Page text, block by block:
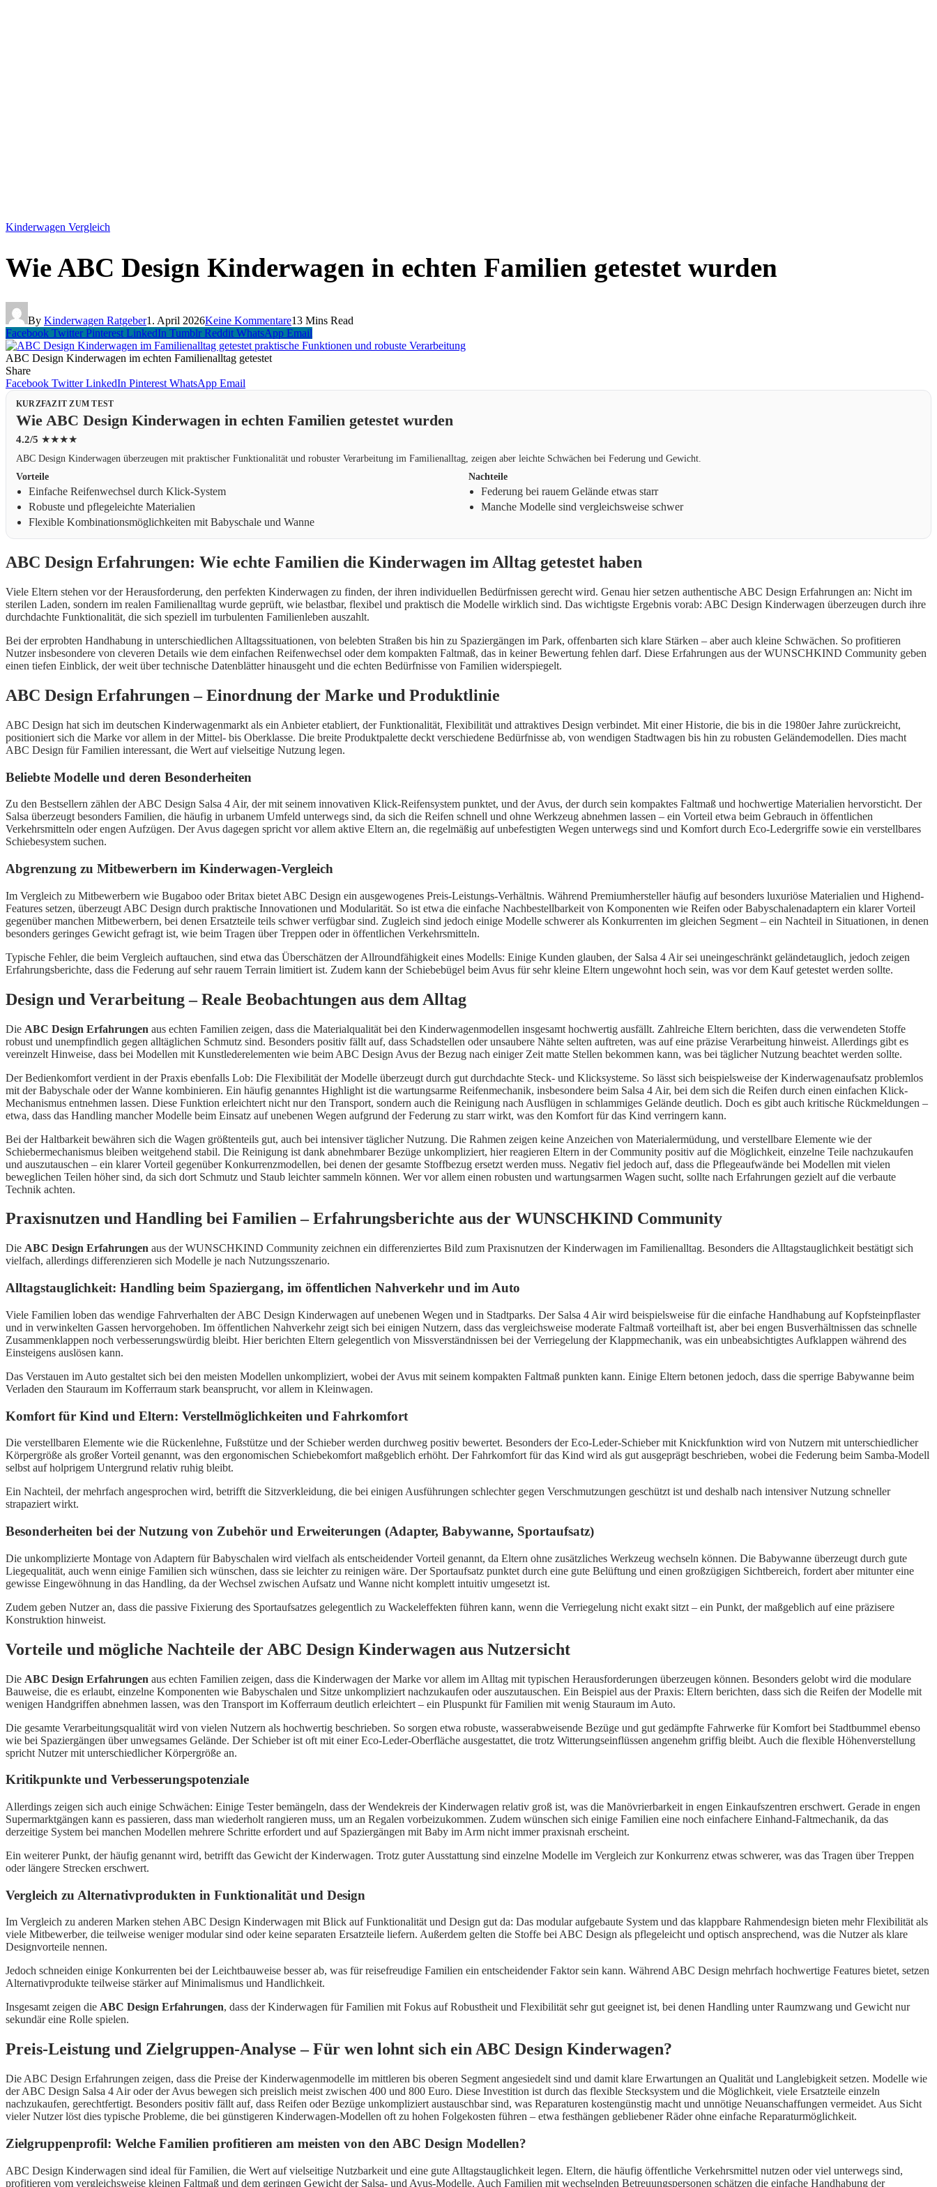
Kinderwagen Vergleich
Wie ABC Design Kinderwagen in echten Familien getestet wurden
By Kinderwagen Ratgeber1. April 2026Keine Kommentare13 Mins Read
Facebook Twitter Pinterest LinkedIn Tumblr Reddit WhatsApp Email
ABC Design Kinderwagen im echten Familienalltag getestet
Share
Facebook Twitter LinkedIn Pinterest WhatsApp Email
KURZFAZIT ZUM TEST
Wie ABC Design Kinderwagen in echten Familien getestet wurden
4.2/5 ★★★★
ABC Design Kinderwagen überzeugen mit praktischer Funktionalität und robuster Verarbeitung im Familienalltag, zeigen aber leichte Schwächen bei Federung und Gewicht.
Vorteile
Einfache Reifenwechsel durch Klick-System
Robuste und pflegeleichte Materialien
Flexible Kombinationsmöglichkeiten mit Babyschale und Wanne
Nachteile
Federung bei rauem Gelände etwas starr
Manche Modelle sind vergleichsweise schwer
ABC Design Erfahrungen: Wie echte Familien die Kinderwagen im Alltag getestet haben
Viele Eltern stehen vor der Herausforderung, den perfekten Kinderwagen zu finden, der ihren individuellen Bedürfnissen gerecht wird. Genau hier setzen authentische ABC Design Erfahrungen an: Nicht im
sterilen Laden, sondern im realen Familienalltag wurde geprüft, wie belastbar, flexibel und praktisch die Modelle wirklich sind. Das wichtigste Ergebnis vorab: ABC Design Kinderwagen überzeugen durch ihre
durchdachte Funktionalität, die sich speziell im turbulenten Familienleben auszahlt.
Bei der erprobten Handhabung in unterschiedlichen Alltagssituationen, von belebten Straßen bis hin zu Spaziergängen im Park, offenbarten sich klare Stärken – aber auch kleine Schwächen. So profitieren
Nutzer insbesondere von cleveren Details wie dem einfachen Reifenwechsel oder dem kompakten Faltmaß, das in keiner Bewertung fehlen darf. Diese Erfahrungen aus der WUNSCHKIND Community geben
einen tiefen Einblick, der weit über technische Datenblätter hinausgeht und die echten Bedürfnisse von Familien widerspiegelt.
ABC Design Erfahrungen – Einordnung der Marke und Produktlinie
ABC Design hat sich im deutschen Kinderwagenmarkt als ein Anbieter etabliert, der Funktionalität, Flexibilität und attraktives Design verbindet. Mit einer Historie, die bis in die 1980er Jahre zurückreicht,
positioniert sich die Marke vor allem in der Mittel- bis Oberklasse. Die breite Produktpalette deckt verschiedene Bedürfnisse ab, von wendigen Stadtwagen bis hin zu robusten Geländemodellen. Dies macht
ABC Design für Familien interessant, die Wert auf vielseitige Nutzung legen.
Beliebte Modelle und deren Besonderheiten
Zu den Bestsellern zählen der ABC Design Salsa 4 Air, der mit seinem innovativen Klick-Reifensystem punktet, und der Avus, der durch sein kompaktes Faltmaß und hochwertige Materialien hervorsticht. Der
Salsa überzeugt besonders Familien, die häufig in urbanem Umfeld unterwegs sind, da sich die Reifen schnell und ohne Werkzeug abnehmen lassen – ein Vorteil etwa beim Gebrauch in öffentlichen
Verkehrsmitteln oder engen Aufzügen. Der Avus dagegen spricht vor allem aktive Eltern an, die regelmäßig auf unbefestigten Wegen unterwegs sind und Komfort durch Eco-Ledergriffe sowie ein verstellbares
Schiebesystem suchen.
Abgrenzung zu Mitbewerbern im Kinderwagen-Vergleich
Im Vergleich zu Mitbewerbern wie Bugaboo oder Britax bietet ABC Design ein ausgewogenes Preis-Leistungs-Verhältnis. Während Premiumhersteller häufig auf besonders luxuriöse Materialien und Highend-
Features setzen, überzeugt ABC Design durch praktische Innovationen und Modularität. So ist etwa die einfache Nachbestellbarkeit von Komponenten wie Reifen oder Babyschalenadaptern ein klarer Vorteil
gegenüber manchen Mitbewerbern, bei denen Ersatzteile teils schwer verfügbar sind. Zugleich sind jedoch einige Modelle schwerer als Konkurrenten im gleichen Segment – ein Nachteil in Situationen, in denen
besonders geringes Gewicht gefragt ist, wie beim Tragen über Treppen oder in öffentlichen Verkehrsmitteln.
Typische Fehler, die beim Vergleich auftauchen, sind etwa das Überschätzen der Allroundfähigkeit eines Modells: Einige Kunden glauben, der Salsa 4 Air sei uneingeschränkt geländetauglich, jedoch zeigen
Erfahrungsberichte, dass die Federung auf sehr rauem Terrain limitiert ist. Zudem kann der Schiebebügel beim Avus für sehr kleine Eltern ungewohnt hoch sein, was vor dem Kauf getestet werden sollte.
Design und Verarbeitung – Reale Beobachtungen aus dem Alltag
Die ABC Design Erfahrungen aus echten Familien zeigen, dass die Materialqualität bei den Kinderwagenmodellen insgesamt hochwertig ausfällt. Zahlreiche Eltern berichten, dass die verwendeten Stoffe
robust und unempfindlich gegen alltäglichen Schmutz sind. Besonders positiv fällt auf, dass Schadstellen oder unsaubere Nähte selten auftreten, was auf eine präzise Verarbeitung hinweist. Allerdings gibt es
vereinzelt Hinweise, dass bei Modellen mit Kunstlederelementen wie beim ABC Design Avus der Bezug nach einiger Zeit matte Stellen bekommen kann, was bei täglicher Nutzung beachtet werden sollte.
Der Bedienkomfort verdient in der Praxis ebenfalls Lob: Die Flexibilität der Modelle überzeugt durch gut durchdachte Steck- und Klicksysteme. So lässt sich beispielsweise der Kinderwagenaufsatz problemlos
mit der Babyschale oder der Wanne kombinieren. Ein häufig genanntes Highlight ist die wartungsarme Reifenmechanik, insbesondere beim Salsa 4 Air, bei dem sich die Reifen durch einen einfachen Klick-
Mechanismus entnehmen lassen. Diese Funktion erleichtert nicht nur den Transport, sondern auch die Reinigung nach Ausflügen in schlammiges Gelände deutlich. Doch es gibt auch kritische Rückmeldungen –
etwa, dass das Handling mancher Modelle beim Einsatz auf unebenen Wegen aufgrund der Federung zu starr wirkt, was den Komfort für das Kind verringern kann.
Bei der Haltbarkeit bewähren sich die Wagen größtenteils gut, auch bei intensiver täglicher Nutzung. Die Rahmen zeigen keine Anzeichen von Materialermüdung, und verstellbare Elemente wie der
Schiebermechanismus bleiben weitgehend stabil. Die Reinigung ist dank abnehmbarer Bezüge unkompliziert, hier reagieren Eltern in der Community positiv auf die Möglichkeit, einzelne Teile nachzukaufen
und auszutauschen – ein klarer Vorteil gegenüber Konkurrenzmodellen, bei denen der gesamte Stoffbezug ersetzt werden muss. Negativ fiel jedoch auf, dass die Pflegeaufwände bei Modellen mit vielen
beweglichen Teilen höher sind, da sich dort Schmutz und Staub leichter sammeln können. Wer vor allem einen robusten und wartungsarmen Wagen sucht, sollte nach Erfahrungen gezielt auf die verbaute
Technik achten.
Praxisnutzen und Handling bei Familien – Erfahrungsberichte aus der WUNSCHKIND Community
Die ABC Design Erfahrungen aus der WUNSCHKIND Community zeichnen ein differenziertes Bild zum Praxisnutzen der Kinderwagen im Familienalltag. Besonders die Alltagstauglichkeit bestätigt sich
vielfach, allerdings differenzieren sich Modelle je nach Nutzungsszenario.
Alltagstauglichkeit: Handling beim Spaziergang, im öffentlichen Nahverkehr und im Auto
Viele Familien loben das wendige Fahrverhalten der ABC Design Kinderwagen auf unebenen Wegen und in Stadtparks. Der Salsa 4 Air wird beispielsweise für die einfache Handhabung auf Kopfsteinpflaster
und in verwinkelten Gassen hervorgehoben. Im öffentlichen Nahverkehr zeigt sich bei einigen Nutzern, dass das vergleichsweise moderate Faltmaß vorteilhaft ist, aber bei engen Busverhältnissen das schnelle
Zusammenklappen noch verbesserungswürdig bleibt. Hier berichten Eltern gelegentlich von Missverständnissen bei der Verriegelung der Klappmechanik, was ein unbeabsichtigtes Aufklappen während des
Einsteigens auslösen kann.
Das Verstauen im Auto gestaltet sich bei den meisten Modellen unkompliziert, wobei der Avus mit seinem kompakten Faltmaß punkten kann. Einige Eltern betonen jedoch, dass die sperrige Babywanne beim
Verladen den Stauraum im Kofferraum stark beansprucht, vor allem in Kleinwagen.
Komfort für Kind und Eltern: Verstellmöglichkeiten und Fahrkomfort
Die verstellbaren Elemente wie die Rückenlehne, Fußstütze und der Schieber werden durchweg positiv bewertet. Besonders der Eco-Leder-Schieber mit Knickfunktion wird von Nutzern mit unterschiedlicher
Körpergröße als großer Vorteil genannt, was den ergonomischen Schiebekomfort maßgeblich erhöht. Der Fahrkomfort für das Kind wird als gut ausgeprägt beschrieben, wobei die Federung beim Samba-Modell
selbst auf holprigem Untergrund relativ ruhig bleibt.
Ein Nachteil, der mehrfach angesprochen wird, betrifft die Sitzverkleidung, die bei einigen Ausführungen schlechter gegen Verschmutzungen geschützt ist und deshalb nach intensiver Nutzung schneller
strapaziert wirkt.
Besonderheiten bei der Nutzung von Zubehör und Erweiterungen (Adapter, Babywanne, Sportaufsatz)
Die unkomplizierte Montage von Adaptern für Babyschalen wird vielfach als entscheidender Vorteil genannt, da Eltern ohne zusätzliches Werkzeug wechseln können. Die Babywanne überzeugt durch gute
Liegequalität, auch wenn einige Familien sich wünschen, dass sie leichter zu reinigen wäre. Der Sportaufsatz punktet durch eine gute Belüftung und einen großzügigen Sichtbereich, fordert aber mitunter eine
gewisse Eingewöhnung in das Handling, da der Wechsel zwischen Aufsatz und Wanne nicht komplett intuitiv umgesetzt ist.
Zudem geben Nutzer an, dass die passive Fixierung des Sportaufsatzes gelegentlich zu Wackeleffekten führen kann, wenn die Verriegelung nicht exakt sitzt – ein Punkt, der maßgeblich auf eine präzisere
Konstruktion hinweist.
Vorteile und mögliche Nachteile der ABC Design Kinderwagen aus Nutzersicht
Die ABC Design Erfahrungen aus echten Familien zeigen, dass die Kinderwagen der Marke vor allem im Alltag mit typischen Herausforderungen überzeugen können. Besonders gelobt wird die modulare
Bauweise, die es erlaubt, einzelne Komponenten wie Babyschalen und Sitze unkompliziert nachzukaufen oder auszutauschen. Ein Beispiel aus der Praxis: Eltern berichten, dass sich die Reifen der Modelle mit
wenigen Handgriffen abnehmen lassen, was den Transport im Kofferraum deutlich erleichtert – ein Pluspunkt für Familien mit wenig Stauraum im Auto.
Die gesamte Verarbeitungsqualität wird von vielen Nutzern als hochwertig beschrieben. So sorgen etwa robuste, wasserabweisende Bezüge und gut gedämpfte Fahrwerke für Komfort bei Stadtbummel ebenso
wie bei Spaziergängen über unwegsames Gelände. Der Schieber ist oft mit einer Eco-Leder-Oberfläche ausgestattet, die trotz Witterungseinflüssen angenehm griffig bleibt. Auch die flexible Höhenverstellung
spricht Nutzer mit unterschiedlicher Körpergröße an.
Kritikpunkte und Verbesserungspotenziale
Allerdings zeigen sich auch einige Schwächen: Einige Tester bemängeln, dass der Wendekreis der Kinderwagen relativ groß ist, was die Manövrierbarkeit in engen Einkaufszentren erschwert. Gerade in engen
Supermarktgängen kann es passieren, dass man wiederholt rangieren muss, um an Regalen vorbeizukommen. Zudem wünschen sich einige Familien eine noch einfachere Einhand-Faltmechanik, da das
derzeitige System bei manchen Modellen mehrere Schritte erfordert und auf Spaziergängen mit Baby im Arm nicht immer praxisnah erscheint.
Ein weiterer Punkt, der häufig genannt wird, betrifft das Gewicht der Kinderwagen. Trotz guter Ausstattung sind einzelne Modelle im Vergleich zur Konkurrenz etwas schwerer, was das Tragen über Treppen
oder längere Strecken erschwert.
Vergleich zu Alternativprodukten in Funktionalität und Design
Im Vergleich zu anderen Marken stehen ABC Design Kinderwagen mit Blick auf Funktionalität und Design gut da: Das modular aufgebaute System und das klappbare Rahmendesign bieten mehr Flexibilität als
viele Mitbewerber, die teilweise weniger modular sind oder keine separaten Ersatzteile liefern. Außerdem gelten die Stoffe bei ABC Design als pflegeleicht und optisch ansprechend, was die Nutzer als klare
Designvorteile nennen.
Jedoch schneiden einige Konkurrenten bei der Leichtbauweise besser ab, was für reisefreudige Familien ein entscheidender Faktor sein kann. Während ABC Design mehrfach hochwertige Features bietet, setzen
Alternativprodukte teilweise stärker auf Minimalismus und Handlichkeit.
Insgesamt zeigen die ABC Design Erfahrungen, dass der Kinderwagen für Familien mit Fokus auf Robustheit und Flexibilität sehr gut geeignet ist, bei denen Handling unter Raumzwang und Gewicht nur
sekundär eine Rolle spielen.
Preis-Leistung und Zielgruppen-Analyse – Für wen lohnt sich ein ABC Design Kinderwagen?
Die ABC Design Erfahrungen zeigen, dass die Preise der Kinderwagenmodelle im mittleren bis oberen Segment angesiedelt sind und damit klare Erwartungen an Qualität und Langlebigkeit setzen. Modelle wie
der ABC Design Salsa 4 Air oder der Avus bewegen sich preislich meist zwischen 400 und 800 Euro. Diese Investition ist durch das flexible Stecksystem und die Möglichkeit, viele Ersatzteile einzeln
nachzukaufen, gerechtfertigt. Besonders positiv fällt auf, dass Reifen oder Bezüge unkompliziert austauschbar sind, was Reparaturen kostengünstig macht und unnötige Neuanschaffungen vermeidet. Aus Sicht
vieler Nutzer löst dies typische Probleme, die bei günstigeren Kinderwagen-Modellen oft zu hohen Folgekosten führen – etwa festhängen gebliebener Räder ohne einfache Reparaturmöglichkeit.
Zielgruppenprofil: Welche Familien profitieren am meisten von den ABC Design Modellen?
ABC Design Kinderwagen sind ideal für Familien, die Wert auf vielseitige Nutzbarkeit und eine gute Alltagstauglichkeit legen. Eltern, die häufig öffentliche Verkehrsmittel nutzen oder viel unterwegs sind,
profitieren vom vergleichsweise kleinen Faltmaß und dem geringen Gewicht der Salsa- und Avus-Modelle. Auch Familien mit wechselnden Betreuungspersonen schätzen die einfache Handhabung der